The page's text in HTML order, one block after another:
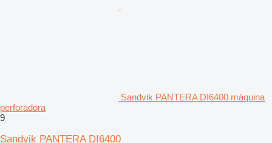
Sandvik PANTERA DI6400 máquina
perforadora
9
Sandvik PANTERA DI6400